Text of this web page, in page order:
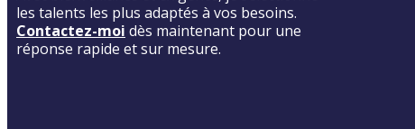
les talents les plus adaptés à vos besoins.
Contactez-moi dès maintenant pour une
réponse rapide et sur mesure.